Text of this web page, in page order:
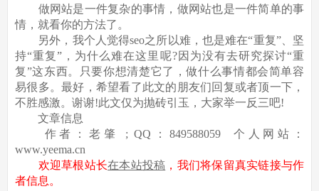
做网站是一件复杂的事情，做网站也是一件简单的事
情，就看你的方法了。
另外，我个人觉得seo之所以难，也是难在“重复”、坚
持“重复”，为什么难在这里呢?因为没有去研究探讨“重
复”这东西。只要你想清楚它了，做什么事情都会简单容
易很多。最好，希望看了此文的朋友们回复或者顶一下，
不胜感激。谢谢!此文仅为抛砖引玉，大家举一反三吧!
文章信息
作者：老肇 ; QQ：849588059 个人网站：
www.yeema.cn
欢迎草根站长在本站投稿 ，我们将保留真实链接与作
者信息。